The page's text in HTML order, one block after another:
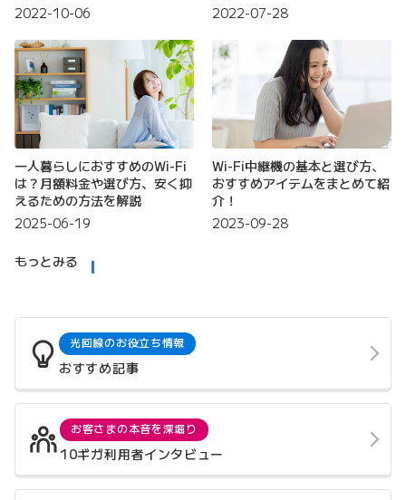
2022-10-06
2022-07-28
一人暮らしにおすすめのWi-Fi
は？月額料金や選び方、安く抑
えるための方法を解説
2025-06-19
Wi-Fi中継機の基本と選び方、
おすすめアイテムをまとめて紹
介！
2023-09-28
もっとみる
光回線のお役立ち情報
おすすめ記事
お客さまの本音を深堀り
10ギガ利用者インタビュー